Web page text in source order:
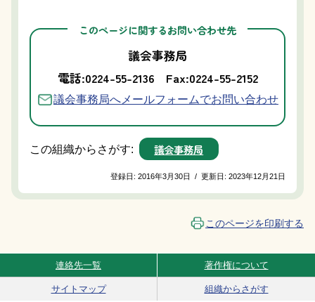
このページに関するお問い合わせ先
議会事務局
電話:0224-55-2136
Fax:0224-55-2152
議会事務局へメールフォームでお問い合わせ
この組織からさがす: 議会事務局
登録日:2016年3月30日 / 更新日:2023年12月21日
このページを印刷する
Site Navigation
連絡先一覧 著作権について
サイトマップ 組織からさがす